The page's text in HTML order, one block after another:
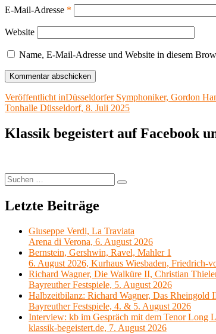
E-Mail-Adresse *
Website
Name, E-Mail-Adresse und Website in diesem
Beitragsnavigation
Veröffentlicht inDüsseldorfer Symphoniker, Gordon
Tonhalle Düsseldorf, 8. Juli 2025
Klassik begeistert auf Facebook
Suchen
nach:
Suchen
Letzte Beiträge
Giuseppe Verdi, La Traviata
Arena di Verona, 6. August 2026
Bernstein, Gershwin, Ravel, Mahler 1
6. August 2026, Kurhaus Wiesbaden, Friedrich-
Richard Wagner, Die Walküre II, Christian
Bayreuther Festspiele, 5. August 2026
Halbzeitbilanz: Richard Wagner, Das Rheingold
Bayreuther Festspiele, 4. & 5. August 2026
Interview: kb im Gespräch mit dem Tenor Long
klassik-begeistert.de, 7. August 2026